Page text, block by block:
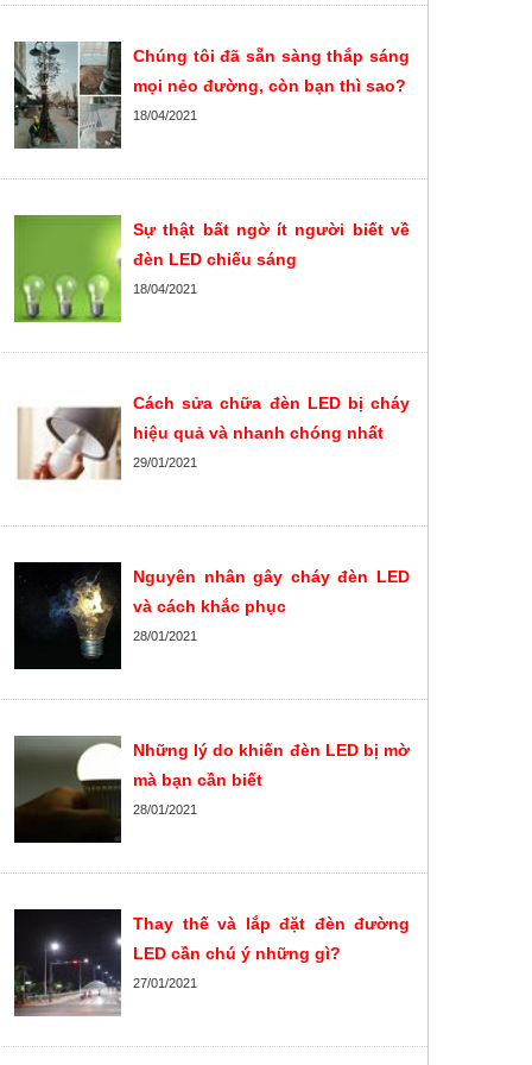
Chúng tôi đã sẵn sàng thắp sáng
mọi nẻo đường, còn bạn thì sao?
18/04/2021
Sự thật bất ngờ ít người biết về
đèn LED chiếu sáng
18/04/2021
Cách sửa chữa đèn LED bị cháy
hiệu quả và nhanh chóng nhất
29/01/2021
Nguyên nhân gây cháy đèn LED
và cách khắc phục
28/01/2021
Những lý do khiến đèn LED bị mờ
mà bạn cần biết
28/01/2021
Thay thế và lắp đặt đèn đường
LED cần chú ý những gì?
27/01/2021